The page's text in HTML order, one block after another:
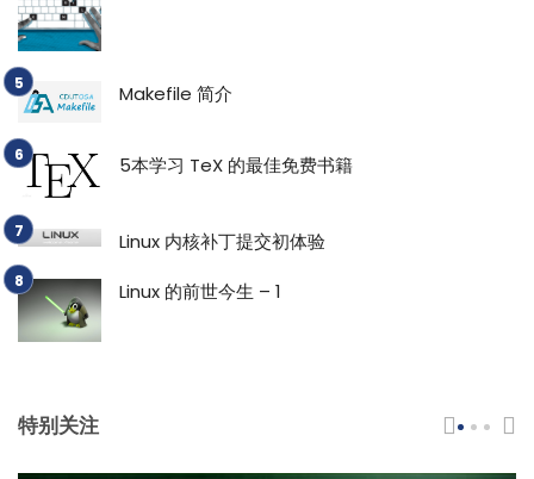
Makefile 简介
5本学习 TeX 的最佳免费书籍
Linux 内核补丁提交初体验
Linux 的前世今生 – 1
特别关注